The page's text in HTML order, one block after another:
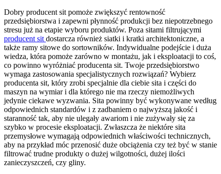
Dobry producent sit pomoże zwiększyć rentowność
przedsiębiorstwa i zapewni płynność produkcji bez niepotrzebnego
stresu już na etapie wyboru produktów. Poza sitami filtrującymi
producent sit dostarcza również siatki i kratki architektoniczne, a
także ramy sitowe do sortowników. Indywidualne podejście i duża
wiedza, która pomoże zarówno w montażu, jak i eksploatacji to coś,
co powinno wyróżniać producenta sit. Twoje przedsiębiorstwo
wymaga zastosowania specjalistycznych rozwiązań? Wybierz
producenta sit, który zrobi specjalnie dla ciebie sita i części do
maszyn na wymiar i dla którego nie ma rzeczy niemożliwych
jedynie ciekawe wyzwania. Sita powinny być wykonywane według
odpowiednich standardów i z zadbaniem o najwyższą jakość i
staranność tak, aby nie ulegały awariom i nie zużywały się za
szybko w procesie eksploatacji. Zwłaszcza że niektóre sita
przemysłowe wymagają odpowiednich właściwości technicznych,
aby na przykład móc przenosić duże obciążenia czy też być w stanie
filtrować trudne produkty o dużej wilgotności, dużej ilości
zanieczyszczeń, czy gliny.